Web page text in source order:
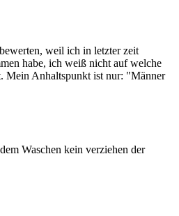
weil ich in letzter zeit
habe, ich weiß nicht auf welche
Mein Anhaltspunkt ist nur: "Männer
Waschen kein verziehen der